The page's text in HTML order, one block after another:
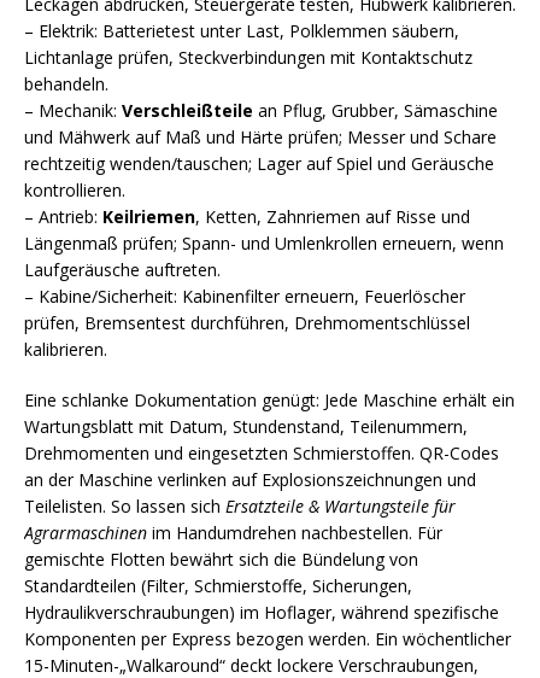
– Elektrik: Batterietest unter Last, Polklemmen säubern,
Lichtanlage prüfen, Steckverbindungen mit Kontaktschutz
behandeln.
– Mechanik: Verschleißteile an Pflug, Grubber, Sämaschine
und Mähwerk auf Maß und Härte prüfen; Messer und Schare
rechtzeitig wenden/tauschen; Lager auf Spiel und Geräusche
kontrollieren.
– Antrieb: Keilriemen, Ketten, Zahnriemen auf Risse und
Längenmaß prüfen; Spann- und Umlenkrollen erneuern, wenn
Laufgeräusche auftreten.
– Kabine/Sicherheit: Kabinenfilter erneuern, Feuerlöscher
prüfen, Bremsentest durchführen, Drehmomentschlüssel
kalibrieren.
Eine schlanke Dokumentation genügt: Jede Maschine erhält ein
Wartungsblatt mit Datum, Stundenstand, Teilenummern,
Drehmomenten und eingesetzten Schmierstoffen. QR-Codes
an der Maschine verlinken auf Explosionszeichnungen und
Teilelisten. So lassen sich Ersatzteile & Wartungsteile für
Agrarmaschinen im Handumdrehen nachbestellen. Für
gemischte Flotten bewährt sich die Bündelung von
Standardteilen (Filter, Schmierstoffe, Sicherungen,
Hydraulikverschraubungen) im Hoflager, während spezifische
Komponenten per Express bezogen werden. Ein wöchentlicher
15-Minuten-„Walkaround“ deckt lockere Verschraubungen,